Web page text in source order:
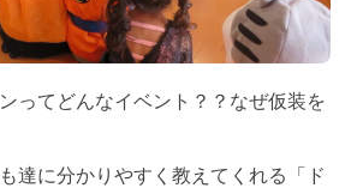
ってどんなイベント？？なぜ仮装を
達に分かりやすく教えてくれる「ド